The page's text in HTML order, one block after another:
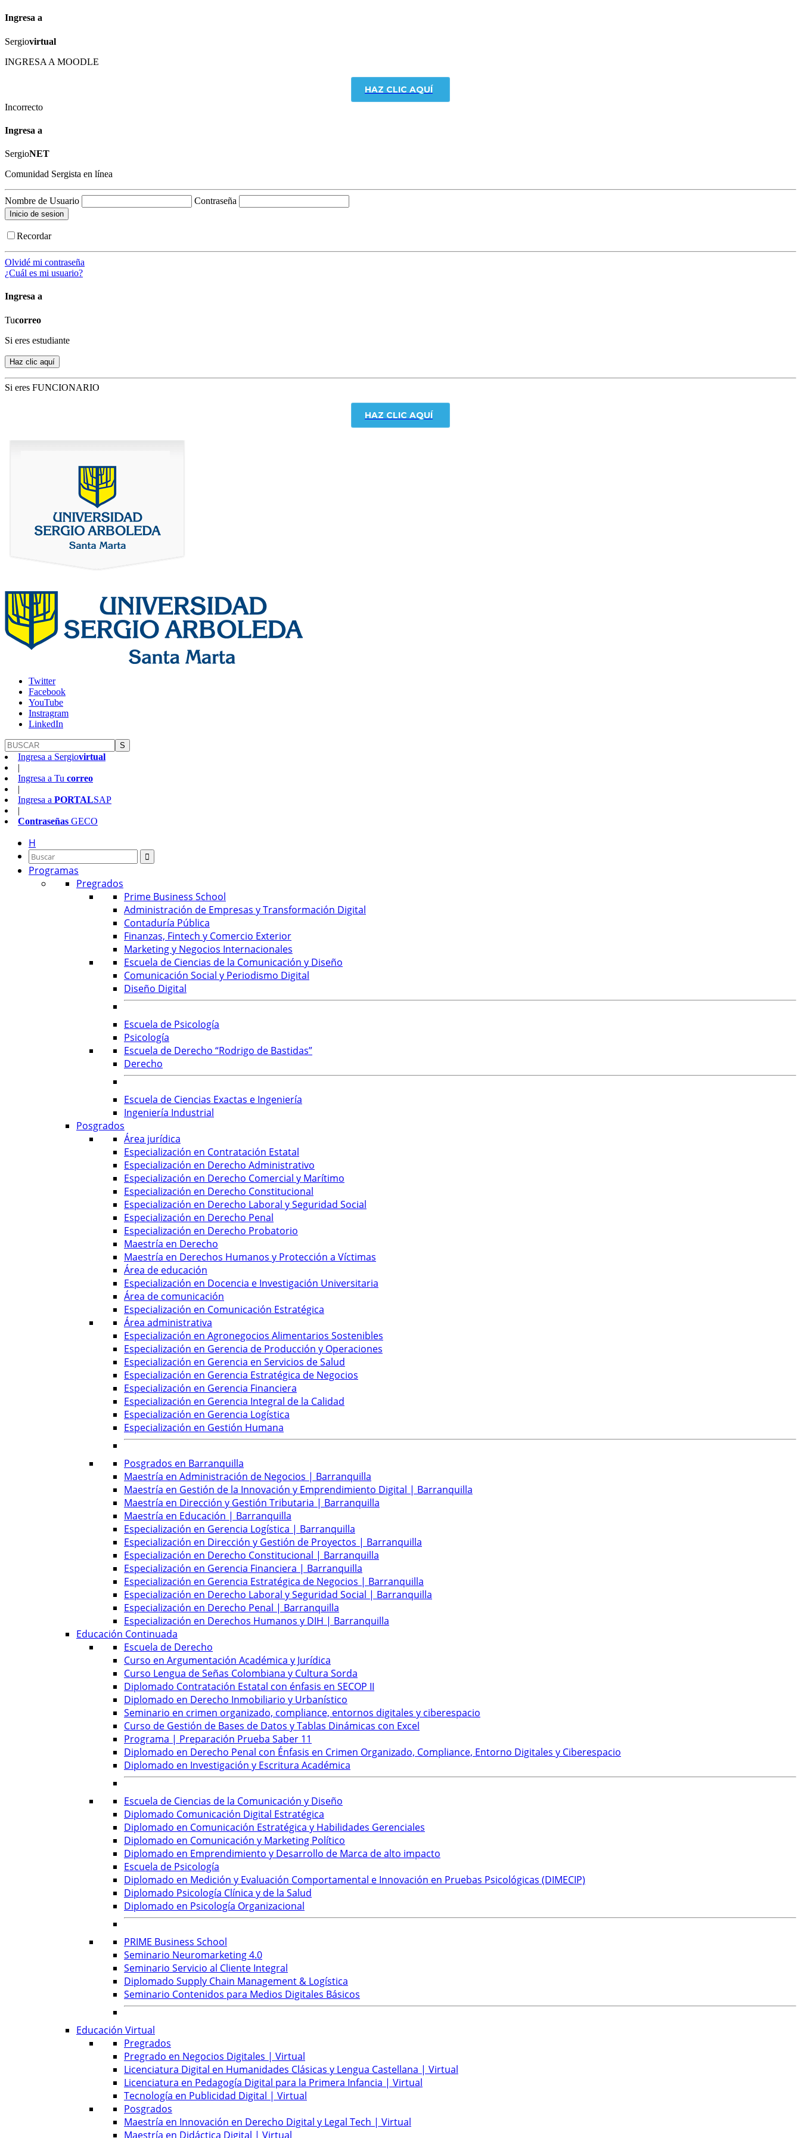
Ingresa a
Sergiovirtual
INGRESA A MOODLE
HAZ CLIC AQUÍ
Incorrecto
Ingresa a
SergioNET
Comunidad Sergista en línea
Nombre de Usuario Contraseña
Recordar
Olvidé mi contraseña
¿Cuál es mi usuario?
Ingresa a
Tucorreo
Si eres estudiante
Si eres FUNCIONARIO
HAZ CLIC AQUÍ
Twitter
Facebook
YouTube
Instragram
LinkedIn
S
Ingresa a Sergiovirtual
Ingresa a Tu correo
Ingresa a PORTALSAP
Contraseñas GECO
H
Programas
Pregrados
Prime Business School
Administración de Empresas y Transformación Digital
Contaduría Pública
Finanzas, Fintech y Comercio Exterior
Marketing y Negocios Internacionales
Escuela de Ciencias de la Comunicación y Diseño
Comunicación Social y Periodismo Digital
Diseño Digital
Escuela de Psicología
Psicología
Escuela de Derecho “Rodrigo de Bastidas”
Derecho
Escuela de Ciencias Exactas e Ingeniería
Ingeniería Industrial
Posgrados
Área jurídica
Especialización en Contratación Estatal
Especialización en Derecho Administrativo
Especialización en Derecho Comercial y Marítimo
Especialización en Derecho Constitucional
Especialización en Derecho Laboral y Seguridad Social
Especialización en Derecho Penal
Especialización en Derecho Probatorio
Maestría en Derecho
Maestría en Derechos Humanos y Protección a Víctimas
Área de educación
Especialización en Docencia e Investigación Universitaria
Área de comunicación
Especialización en Comunicación Estratégica
Área administrativa
Especialización en Agronegocios Alimentarios Sostenibles
Especialización en Gerencia de Producción y Operaciones
Especialización en Gerencia en Servicios de Salud
Especialización en Gerencia Estratégica de Negocios
Especialización en Gerencia Financiera
Especialización en Gerencia Integral de la Calidad
Especialización en Gerencia Logística
Especialización en Gestión Humana
Posgrados en Barranquilla
Maestría en Administración de Negocios | Barranquilla
Maestría en Gestión de la Innovación y Emprendimiento Digital | Barranquilla
Maestría en Dirección y Gestión Tributaria | Barranquilla
Maestría en Educación | Barranquilla
Especialización en Gerencia Logística | Barranquilla
Especialización en Dirección y Gestión de Proyectos | Barranquilla
Especialización en Derecho Constitucional | Barranquilla
Especialización en Gerencia Financiera | Barranquilla
Especialización en Gerencia Estratégica de Negocios | Barranquilla
Especialización en Derecho Laboral y Seguridad Social | Barranquilla
Especialización en Derecho Penal | Barranquilla
Especialización en Derechos Humanos y DIH | Barranquilla
Educación Continuada
Escuela de Derecho
Curso en Argumentación Académica y Jurídica
Curso Lengua de Señas Colombiana y Cultura Sorda
Diplomado Contratación Estatal con énfasis en SECOP II
Diplomado en Derecho Inmobiliario y Urbanístico
Seminario en crimen organizado, compliance, entornos digitales y ciberespacio
Curso de Gestión de Bases de Datos y Tablas Dinámicas con Excel
Programa | Preparación Prueba Saber 11
Diplomado en Derecho Penal con Énfasis en Crimen Organizado, Compliance, Entorno Digitales y Ciberespacio
Diplomado en Investigación y Escritura Académica
Escuela de Ciencias de la Comunicación y Diseño
Diplomado Comunicación Digital Estratégica
Diplomado en Comunicación Estratégica y Habilidades Gerenciales
Diplomado en Comunicación y Marketing Político
Diplomado en Emprendimiento y Desarrollo de Marca de alto impacto
Escuela de Psicología
Diplomado en Medición y Evaluación Comportamental e Innovación en Pruebas Psicológicas (DIMECIP)
Diplomado Psicología Clínica y de la Salud
Diplomado en Psicología Organizacional
PRIME Business School
Seminario Neuromarketing 4.0
Seminario Servicio al Cliente Integral
Diplomado Supply Chain Management & Logística
Seminario Contenidos para Medios Digitales Básicos
Educación Virtual
Pregrados
Pregrado en Negocios Digitales | Virtual
Licenciatura Digital en Humanidades Clásicas y Lengua Castellana | Virtual
Licenciatura en Pedagogía Digital para la Primera Infancia | Virtual
Tecnología en Publicidad Digital | Virtual
Posgrados
Maestría en Innovación en Derecho Digital y Legal Tech | Virtual
Maestría en Didáctica Digital | Virtual